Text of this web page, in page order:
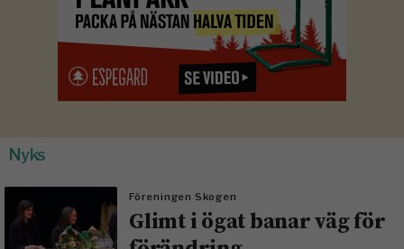
Nyks
Föreningen Skogen
Glimt i ögat banar väg för